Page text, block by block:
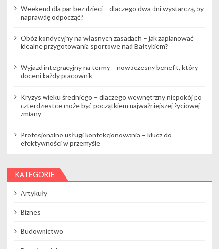
i
u
Weekend dla par bez dzieci – dlaczego dwa dni wystarczą, by
naprawdę odpocząć?
Obóz kondycyjny na własnych zasadach – jak zaplanować
idealne przygotowania sportowe nad Bałtykiem?
Wyjazd integracyjny na termy – nowoczesny benefit, który
doceni każdy pracownik
Kryzys wieku średniego – dlaczego wewnętrzny niepokój po
czterdziestce może być początkiem najważniejszej życiowej
zmiany
Profesjonalne usługi konfekcjonowania – klucz do
efektywności w przemyśle
KATEGORIE
Artykuły
Biznes
Budownictwo